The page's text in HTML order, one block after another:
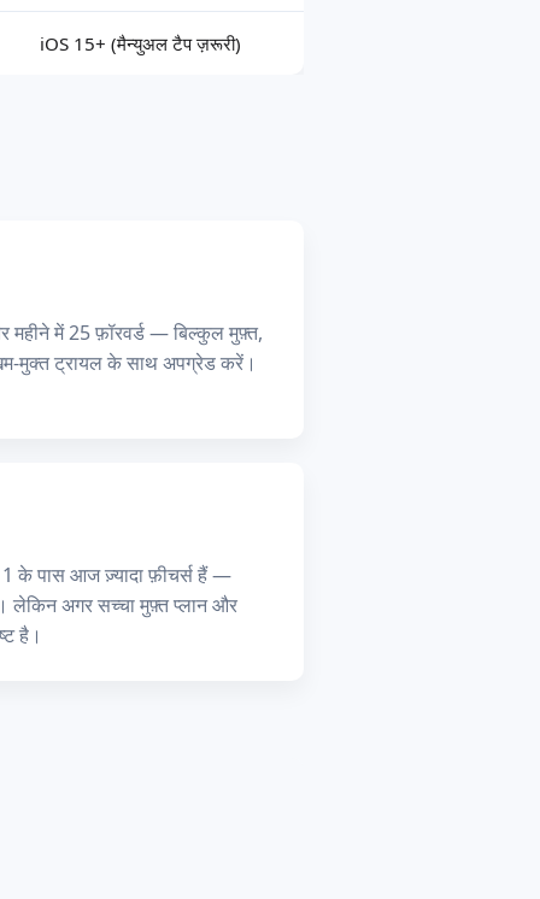
iOS 15+ (मैन्युअल टैप ज़रूरी)
महीने में 25 फ़ॉरवर्ड — बिल्कुल मुफ़्त,
मुक्त ट्रायल के साथ अपग्रेड करें।
1 के पास आज ज़्यादा फ़ीचर्स हैं —
लेकिन अगर सच्चा मुफ़्त प्लान और
है।